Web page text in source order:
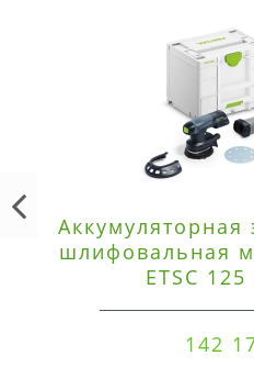
Аккумуляторная
шлифовальная
ETSC
142